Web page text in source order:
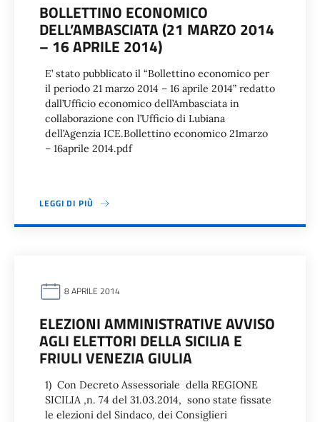
BOLLETTINO ECONOMICO
DELL’AMBASCIATA (21 MARZO 2014
– 16 APRILE 2014)
E’ stato pubblicato il “Bollettino economico per
il periodo 21 marzo 2014 – 16 aprile 2014” redatto
dall’Ufficio economico dell’Ambasciata in
collaborazione con l’Ufficio di Lubiana
dell’Agenzia ICE.Bollettino economico 21marzo
– 16aprile 2014.pdf
LEGGI DI PIÙ
8 APRILE 2014
ELEZIONI AMMINISTRATIVE AVVISO
AGLI ELETTORI DELLA SICILIA E
FRIULI VENEZIA GIULIA
1) Con Decreto Assessoriale della REGIONE
SICILIA ,n. 74 del 31.03.2014, sono state fissate
le elezioni del Sindaco, dei Consiglieri